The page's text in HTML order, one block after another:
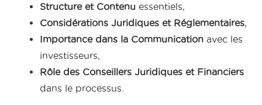
Structure et Contenu essentiels,
Considérations Juridiques et Réglementaires
Importance dans la Communication avec les
investisseurs,
Rôle des Conseillers Juridiques et Financiers
dans le processus.